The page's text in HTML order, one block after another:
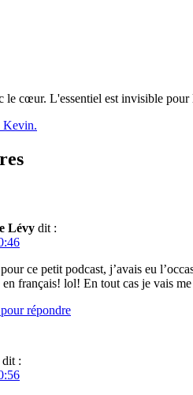
le cœur. L'essentiel est invisible pour
Kevin.
Lévy dit :
ce petit podcast, j’avais eu
français! lol! En tout cas je vais
répondre
dit :